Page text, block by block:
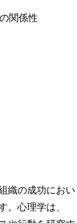
織の成功におい
。心理学は、